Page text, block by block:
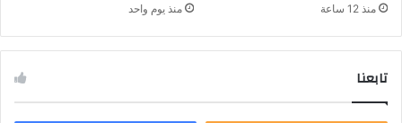
منذ 12 ساعة منذ يوم واحد
تابعنا